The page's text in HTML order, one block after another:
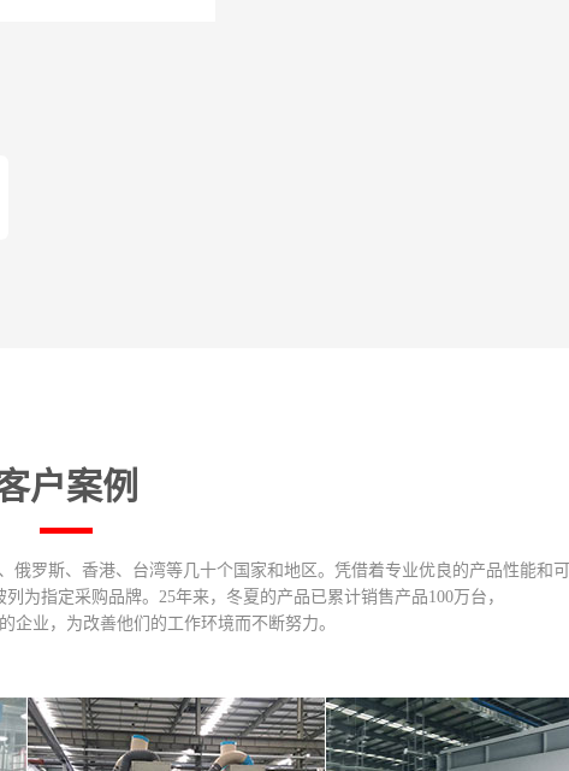
户案例
罗斯、香港、台湾等几十个国家和地区。凭借着专业优良的产品性能和可
为指定采购品牌。25年来，冬夏的产品已累计销售产品100万台，
企业，为改善他们的工作环境而不断努力。